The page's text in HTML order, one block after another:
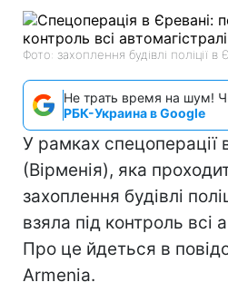
Фото: захоплення будівлі поліції в
Не трать время на шум!
РБК-Украина в Google
У рамках спецоперації
(Вірменія), яка
захоплення будівлі
взяла під контроль всі
Про це йдеться в
Armenia.